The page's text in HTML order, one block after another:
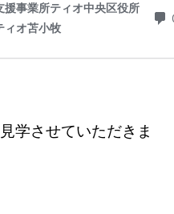
学させていただきま